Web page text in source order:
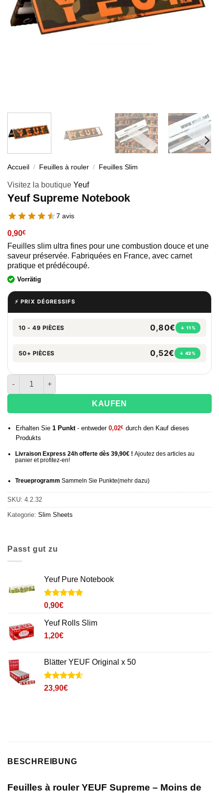
Accueil / Feuilles à rouler / Feuilles Slim
Visitez la boutique Yeuf
Yeuf Supreme Notebook
7 avis
0,90€
Feuilles slim ultra fines pour une combustion douce et une
saveur préservée. Fabriquées en France, avec carnet
pratique et prédécoupé.
Vorrätig
⚡ PRIX DÉGRESSIFS
10 - 49 PIÈCES 0,80€ ↓ 11%
50+ PIÈCES 0,52€ ↓ 42%
Menge des Carnet Yeuf Supreme
KAUFEN
Erhalten Sie 1Punkt- entweder 0,02€ durch den Kauf dieses
Produkts
Livraison Express 24h offerte dès 39,90€ ! Ajoutez des articles au
panier et profitez-en!
Treueprogramm Sammeln Sie Punkte(mehrdazu)
SKU: 4.2.32
Kategorie: Slim Sheets
Passt gut zu
Yeuf Pure Notebook
Noté5
3
notations
client
0,90€
Yeuf Rolls Slim
1,20€
Blätter YEUF Original x 50
Noté4.6
5
23,90€
BESCHREIBUNG
Feuilles à rouler YEUF Supreme – Moins de